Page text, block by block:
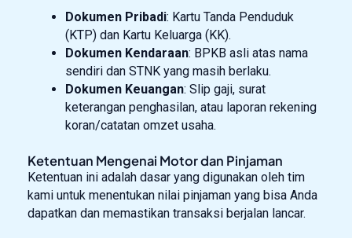
Dokumen Pribadi: Kartu Tanda Penduduk
(KTP) dan Kartu Keluarga (KK).
Dokumen Kendaraan: BPKB asli atas nama
sendiri dan STNK yang masih berlaku.
Dokumen Keuangan: Slip gaji, surat
keterangan penghasilan, atau laporan rekening
koran/catatan omzet usaha.
Ketentuan Mengenai Motor dan Pinjaman
Ketentuan ini adalah dasar yang digunakan oleh tim
kami untuk menentukan nilai pinjaman yang bisa Anda
dapatkan dan memastikan transaksi berjalan lancar.